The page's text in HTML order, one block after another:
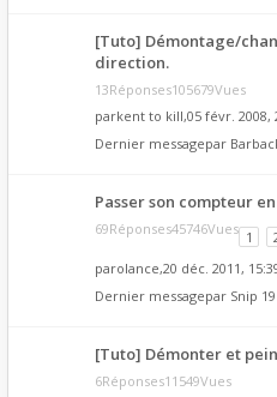
[Tuto] Démontage/
direction.
13Réponses105679Vues
parkent to kill,05 févr. 2008,
Dernier messagepar
Passer son compteur
69Réponses45746Vues 1
parolance,20 déc. 2011,
Dernier messagepar Snip
[Tuto] Démonter et
6Réponses11549Vues